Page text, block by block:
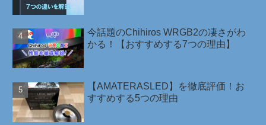
今話題のChihiros WRGB2の凄さがわ
かる！【おすすめする7つの理由】
【AMATERASLED】を徹底評価！お
すすめする5つの理由